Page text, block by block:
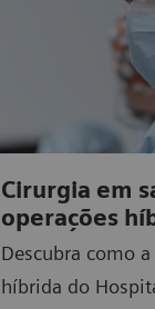
Cirurgia em
operações
Descubra como
híbrida do